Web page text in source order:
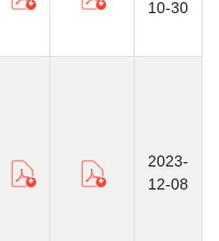
10-30
2023-
12-08